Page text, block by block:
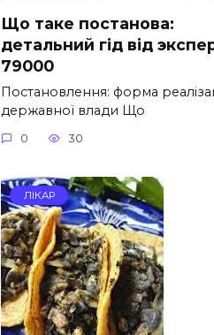
Що таке постанова:
детальний гід від
79000
Постановлення: форма
державної влади Що
0 30
ЛІКАР